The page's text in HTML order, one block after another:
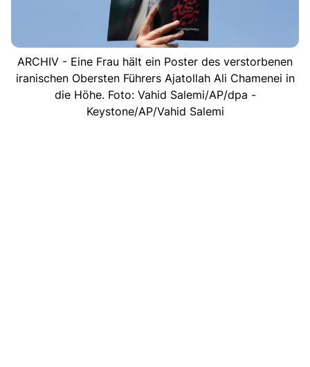
ARCHIV - Eine Frau hält ein Poster des verstorbenen
iranischen Obersten Führers Ajatollah Ali Chamenei in
die Höhe. Foto: Vahid Salemi/AP/dpa -
Keystone/AP/Vahid Salemi